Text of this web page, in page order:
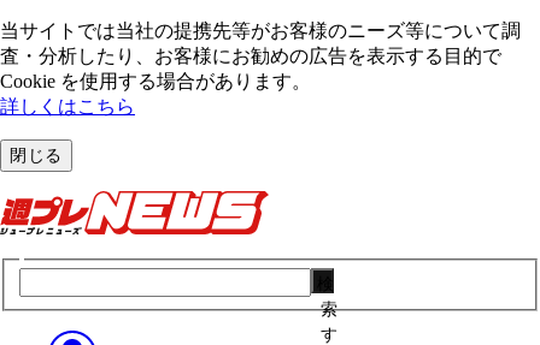
当サイトでは当社の提携先等がお客様のニーズ等について調
査・分析したり、お客様にお勧めの広告を表⽰する⽬的で
Cookie を使⽤する場合があります。
詳しくはこちら
閉じる
索
す